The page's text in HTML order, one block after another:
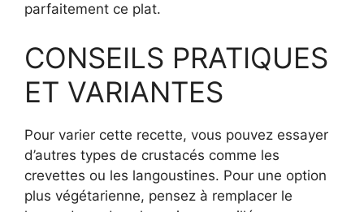
parfaitement ce plat.
CONSEILS PRATIQUES
ET VARIANTES
Pour varier cette recette, vous pouvez essayer
d’autres types de crustacés comme les
crevettes ou les langoustines. Pour une option
plus végétarienne, pensez à remplacer le